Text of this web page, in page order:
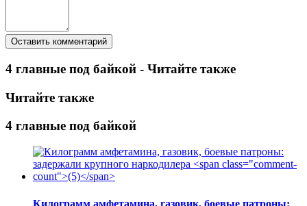
4 главные под байкой - Читайте также
Читайте также
4 главные под байкой
Килограмм амфетамина, газовик, боевые патроны: